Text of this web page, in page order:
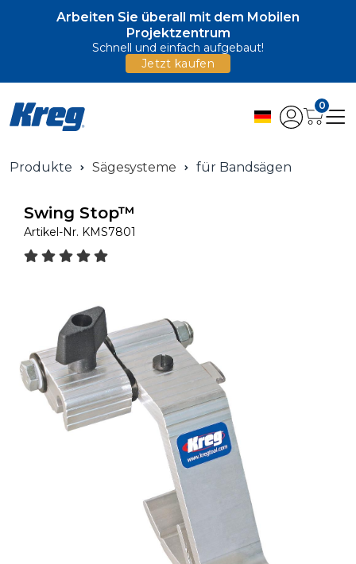
Arbeiten Sie überall mit dem Mobilen
Projektzentrum
Schnell und einfach aufgebaut!
Jetzt kaufen
0
Produkte Sägesysteme für Bandsägen
Swing Stop™
Artikel-Nr. KMS7801